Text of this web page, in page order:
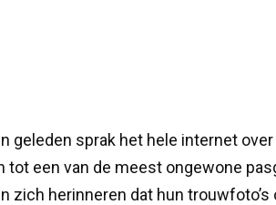
geleden sprak het hele internet
tot een van de meest ongewone
zich herinneren dat hun